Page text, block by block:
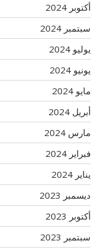
أكتوبر 2024
سبتمبر 2024
يوليو 2024
يونيو 2024
مايو 2024
أبريل 2024
مارس 2024
فبراير 2024
يناير 2024
ديسمبر 2023
أكتوبر 2023
سبتمبر 2023